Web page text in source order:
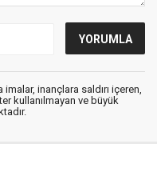
inançlara saldırı içeren,
kullanılmayan ve büyük